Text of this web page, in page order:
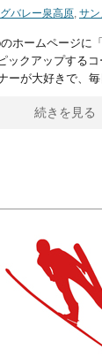
バレー泉高原, サ
ホームページに
ックアップする
ーが大好きで、
続きを見る